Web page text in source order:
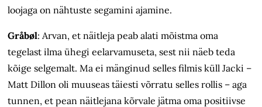
loojaga on nähtuste segamini ajamine.
Gråbøl: Arvan, et näitleja peab alati mõistma oma
tegelast ilma ühegi eelarvamuseta, sest nii näeb teda
kõige selgemalt. Ma ei mänginud selles filmis küll Jacki –
Matt Dillon oli muuseas täiesti võrratu selles rollis – aga
tunnen, et pean näitlejana kõrvale jätma oma positiivse